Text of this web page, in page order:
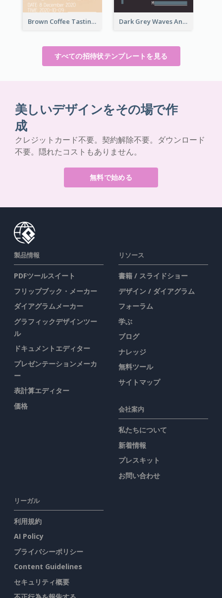
Brown Coffee Tasting Day In December Invitation Dark Grey Waves And Curves Invitation
すべての招待状テンプレートを見る
美しいデザインをその場で作
成
クレジットカード不要。契約解除不要。ダウンロード
不要。隠れたコストもありません。
無料で始める
製品情報
PDFツールスイート
フリップブック・メーカー
ダイアグラムメーカー
グラフィックデザインツー
ル
ドキュメントエディター
プレゼンテーションメーカ
ー
表計算エディター
価格
リソース
書籍 / スライドショー
デザイン / ダイアグラム
フォーラム
学ぶ
ブログ
ナレッジ
無料ツール
サイトマップ
会社案内
私たちについて
新着情報
プレスキット
お問い合わせ
リーガル
利用規約
AI Policy
プライバシーポリシー
Content Guidelines
セキュリティ概要